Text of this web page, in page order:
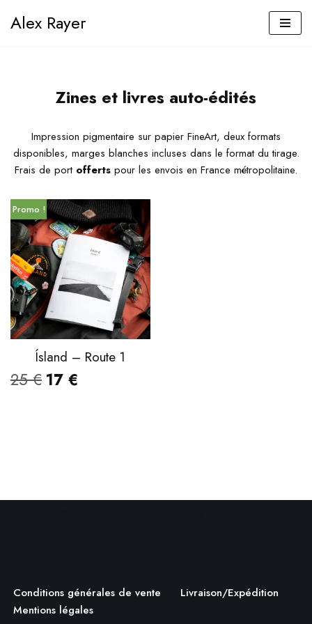
Alex Rayer
Zines et livres auto-édités
Impression pigmentaire sur papier FineArt, deux formats
disponibles, marges blanches incluses dans le format du tirage.
Frais de port offerts pour les envois en France métropolitaine.
Promo !
Ísland – Route 1
25€ 17 €
Conditions générales de vente
Livraison/Expédition
Mentions légales